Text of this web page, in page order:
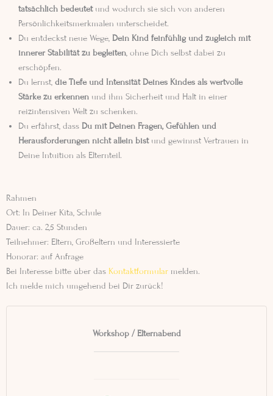
tatsächlich bedeutetund wodurch sie sich von anderen
Persönlichkeitsmerkmalen unterscheidet.
Du entdeckst neue Wege, Dein Kind feinfühlig und zugleich mit
innerer Stabilität zu begleiten, ohne Dich selbst dabei zu
erschöpfen.
Du lernst, die Tiefe und Intensität Deines Kindes als wertvolle
Stärke zu erkennen und ihm Sicherheit und Halt in einer
reizintensiven Welt zu schenken.
Du erfährst, dass Du mit Deinen Fragen, Gefühlen und
Herausforderungen nicht allein bistund gewinnst Vertrauen in
Deine Intuition als Elternteil.
Rahmen
Ort: In Deiner Kita, Schule
Dauer: ca. 2,5 Stunden
Teilnehmer: Eltern, Großeltern und Interessierte
Honorar: auf Anfrage
Bei Interesse bitte über das Kontaktformular melden.
Ich melde mich umgehend bei Dir zurück!
Workshop / Elternabend